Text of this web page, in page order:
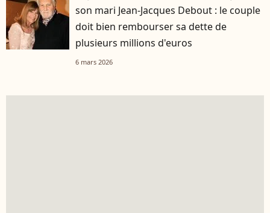
son mari Jean-Jacques Debout : le couple
doit bien rembourser sa dette de
plusieurs millions d'euros
6 mars 2026